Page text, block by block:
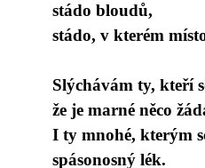
stádo bloudů,
stádo, v kterém
Slýchávám ty, kteří
že je marné něco
I ty mnohé, kterým
spásonosný lék.